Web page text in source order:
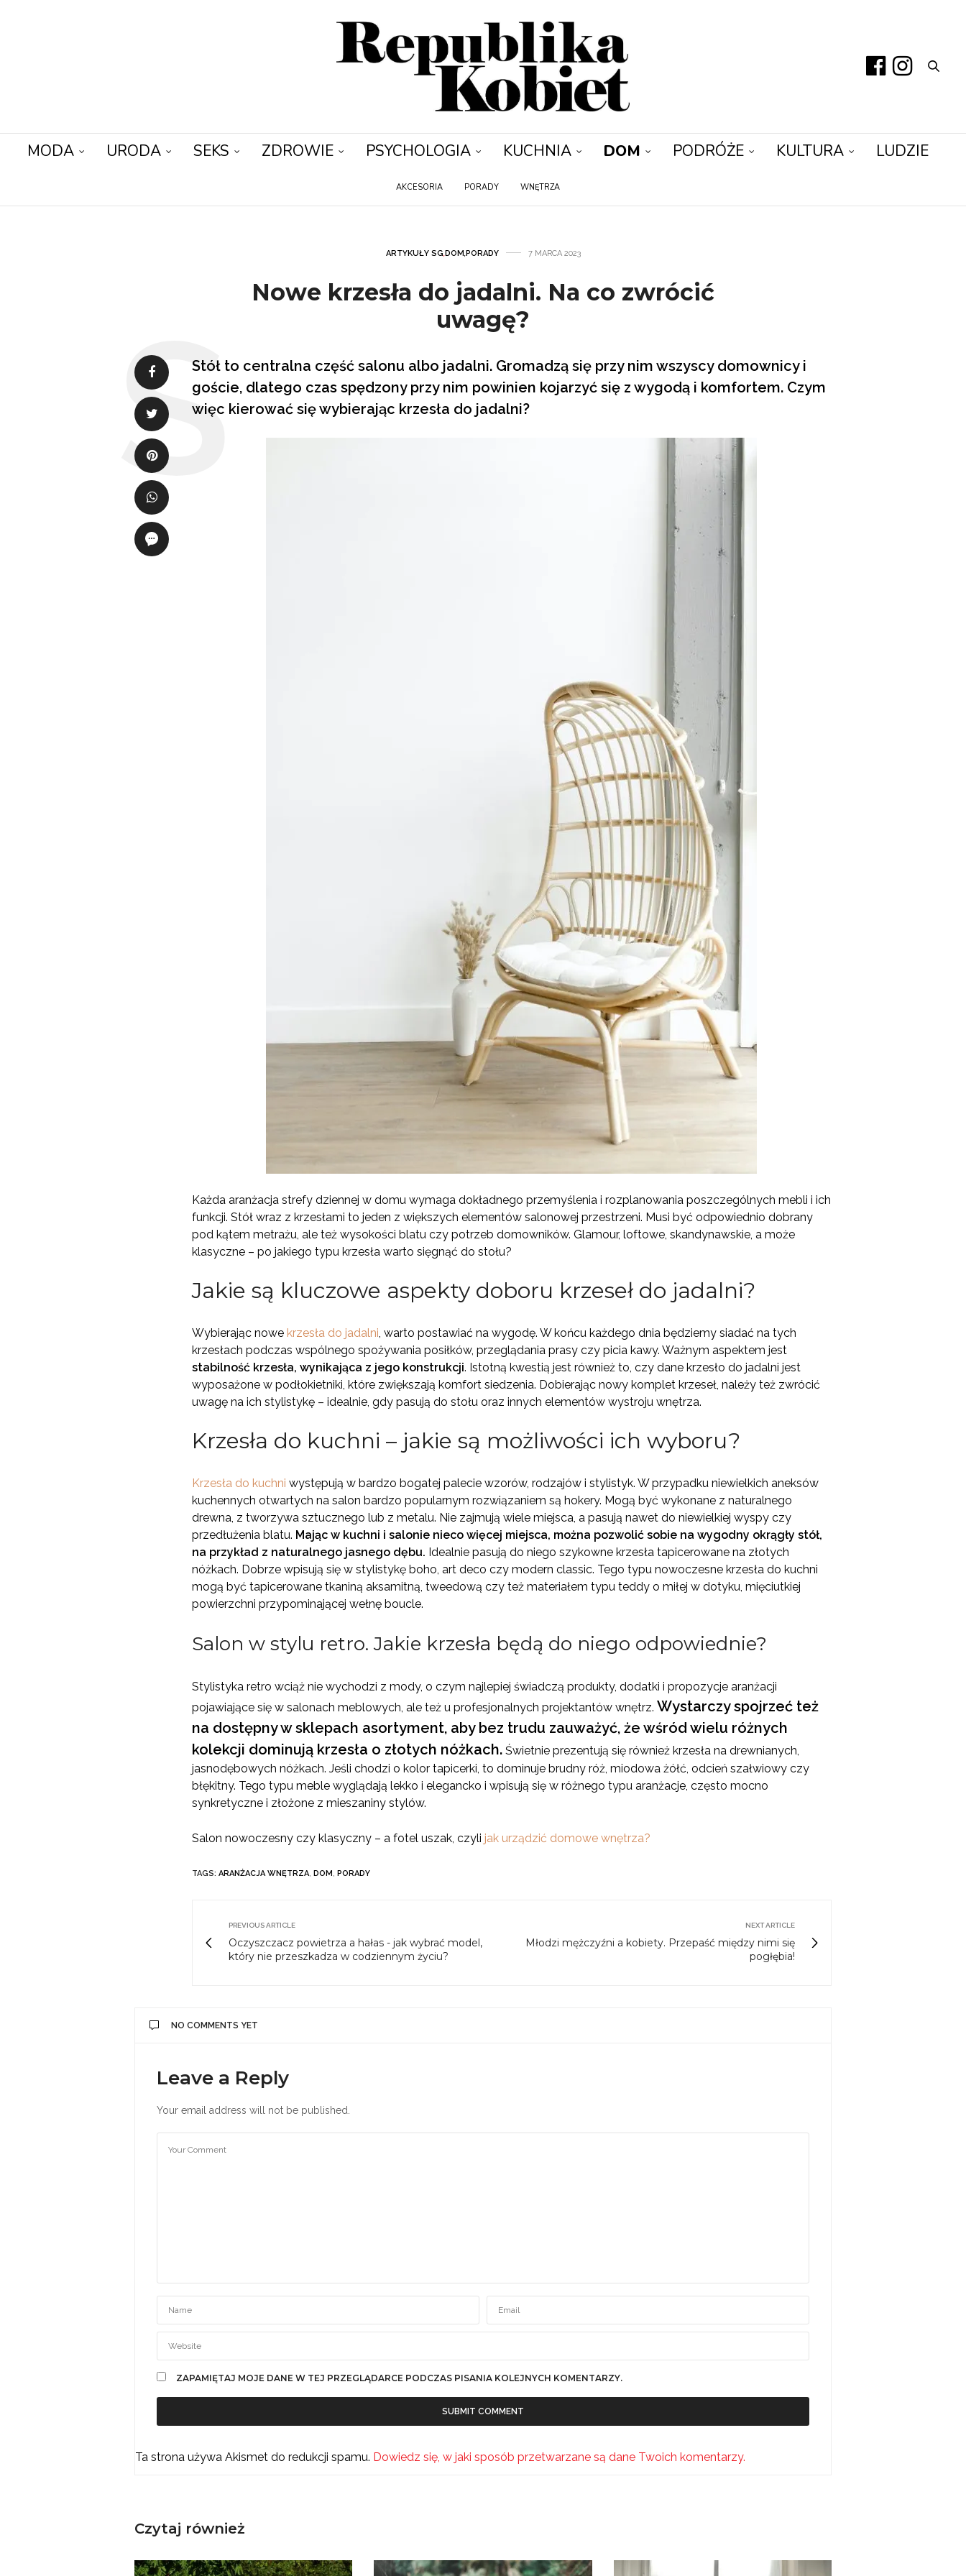
MODA URODA SEKS ZDROWIE PSYCHOLOGIA KUCHNIA DOM PODRÓŻE KULTURA LUDZIE
AKCESORIA PORADY WNĘTRZA
ARTYKUŁY SG,DOM,PORADY 7 MARCA 2023
Nowe krzesła do jadalni. Na co zwrócić
uwagę?
Stół to centralna część salonu albo jadalni. Gromadzą się przy nim wszyscy domownicy i
goście, dlatego czas spędzony przy nim powinien kojarzyć się z wygodą i komfortem. Czym
więc kierować się wybierając krzesła do jadalni?
Każda aranżacja strefy dziennej w domu wymaga dokładnego przemyślenia i rozplanowania poszczególnych mebli i ich
funkcji. Stół wraz z krzesłami to jeden z większych elementów salonowej przestrzeni. Musi być odpowiednio dobrany
pod kątem metrażu, ale też wysokości blatu czy potrzeb domowników. Glamour, loftowe, skandynawskie, a może
klasyczne – po jakiego typu krzesła warto sięgnąć do stołu?
Jakie są kluczowe aspekty doboru krzeseł do jadalni?
Wybierając nowe krzesła do jadalni , warto postawiać na wygodę. W końcu każdego dnia będziemy siadać na tych
krzesłach podczas wspólnego spożywania posiłków, przeglądania prasy czy picia kawy. Ważnym aspektem jest
stabilność krzesła, wynikająca z jego konstrukcji. Istotną kwestią jest również to, czy dane krzesło do jadalni jest
wyposażone w podłokietniki, które zwiększają komfort siedzenia. Dobierając nowy komplet krzeseł, należy też zwrócić
uwagę na ich stylistykę – idealnie, gdy pasują do stołu oraz innych elementów wystroju wnętrza.
Krzesła do kuchni – jakie są możliwości ich wyboru?
Krzesła do kuchni występują w bardzo bogatej palecie wzorów, rodzajów i stylistyk. W przypadku niewielkich aneksów
kuchennych otwartych na salon bardzo popularnym rozwiązaniem są hokery. Mogą być wykonane z naturalnego
drewna, z tworzywa sztucznego lub z metalu. Nie zajmują wiele miejsca, a pasują nawet do niewielkiej wyspy czy
przedłużenia blatu. Mając w kuchni i salonie nieco więcej miejsca, można pozwolić sobie na wygodny okrągły stół,
na przykład z naturalnego jasnego dębu. Idealnie pasują do niego szykowne krzesła tapicerowane na złotych
nóżkach. Dobrze wpisują się w stylistykę boho, art deco czy modern classic. Tego typu nowoczesne krzesła do kuchni
mogą być tapicerowane tkaniną aksamitną, tweedową czy też materiałem typu teddy o miłej w dotyku, mięciutkiej
powierzchni przypominającej wełnę boucle.
Salon w stylu retro. Jakie krzesła będą do niego odpowiednie?
Stylistyka retro wciąż nie wychodzi z mody, o czym najlepiej świadczą produkty, dodatki i propozycje aranżacji
pojawiające się w salonach meblowych, ale też u profesjonalnych projektantów wnętrz. Wystarczy spojrzeć też
na dostępny w sklepach asortyment, aby bez trudu zauważyć, że wśród wielu różnych
kolekcji dominują krzesła o złotych nóżkach. Świetnie prezentują się również krzesła na drewnianych,
jasnodębowych nóżkach. Jeśli chodzi o kolor tapicerki, to dominuje brudny róż, miodowa żółć, odcień szałwiowy czy
błękitny. Tego typu meble wyglądają lekko i elegancko i wpisują się w różnego typu aranżacje, często mocno
synkretyczne i złożone z mieszaniny stylów.
Salon nowoczesny czy klasyczny – a fotel uszak, czyli jak urządzić domowe wnętrza?
TAGS: ARANŻACJA WNĘTRZA, DOM, PORADY
PREVIOUS ARTICLE
Oczyszczacz powietrza a hałas - jak wybrać model,
który nie przeszkadza w codziennym życiu?
NEXT ARTICLE
Młodzi mężczyźni a kobiety. Przepaść między nimi się
pogłębia!
NO COMMENTS YET
Leave a Reply
Your email address will not be published.
ZAPAMIĘTAJ MOJE DANE W TEJ PRZEGLĄDARCE PODCZAS PISANIA KOLEJNYCH KOMENTARZY.
Ta strona używa Akismet do redukcji spamu. Dowiedz się, w jaki sposób przetwarzane są dane Twoich komentarzy.
Czytaj również